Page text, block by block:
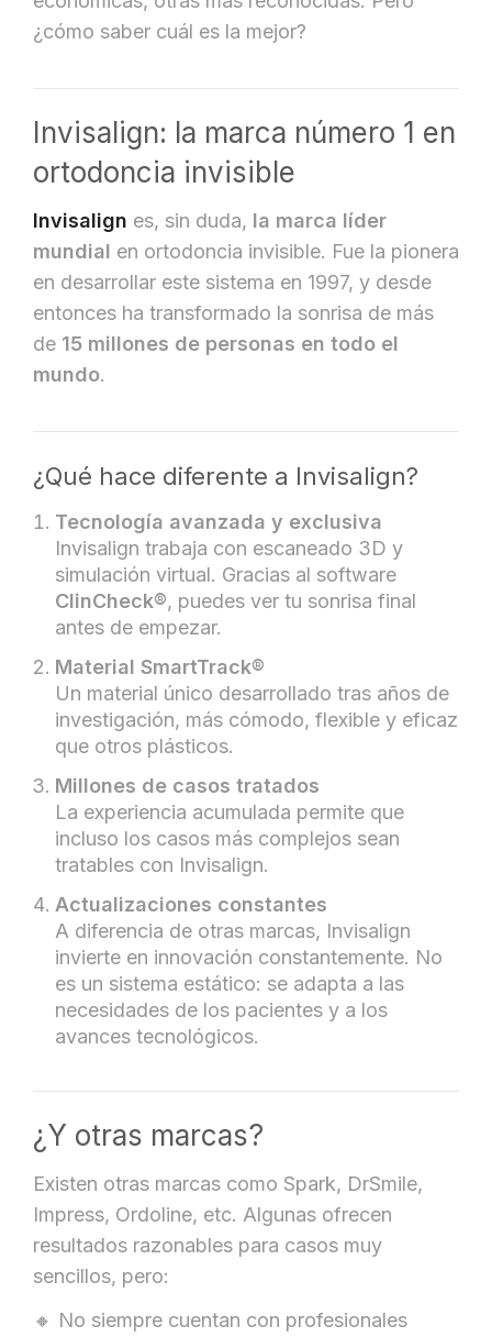
¿cómo saber cuál es la mejor?
Invisalign: la marca número 1 en
ortodoncia invisible
Invisalign es, sin duda, la marca líder
mundial en ortodoncia invisible. Fue la pionera
en desarrollar este sistema en 1997, y desde
entonces ha transformado la sonrisa de más
de 15 millones de personas en todo el
mundo.
¿Qué hace diferente a Invisalign?
Tecnología avanzada y exclusiva
Invisalign trabaja con escaneado 3D y
simulación virtual. Gracias al software
ClinCheck®, puedes ver tu sonrisa final
antes de empezar.
Material SmartTrack®
Un material único desarrollado tras años de
investigación, más cómodo, flexible y eficaz
que otros plásticos.
Millones de casos tratados
La experiencia acumulada permite que
incluso los casos más complejos sean
tratables con Invisalign.
Actualizaciones constantes
A diferencia de otras marcas, Invisalign
invierte en innovación constantemente. No
es un sistema estático: se adapta a las
necesidades de los pacientes y a los
avances tecnológicos.
¿Y otras marcas?
Existen otras marcas como Spark, DrSmile,
Impress, Ordoline, etc. Algunas ofrecen
resultados razonables para casos muy
sencillos, pero:
🔸 No siempre cuentan con profesionales